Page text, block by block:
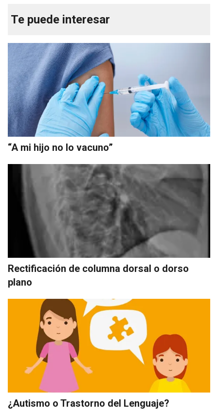
Te puede interesar
“A mi hijo no lo vacuno”
Rectificación de columna dorsal o dorso
plano
¿Autismo o Trastorno del Lenguaje?